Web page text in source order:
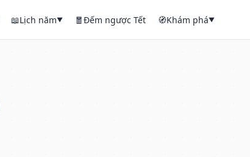
📖Lịch năm▼ 🧧Đếm ngược Tết 🧭Khám phá▼